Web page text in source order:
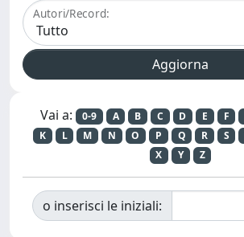
Autori/Record:
Vai a: 0-9 A B C D E F
K
L M N O P Q R S
X
Y Z
o inserisci le iniziali: